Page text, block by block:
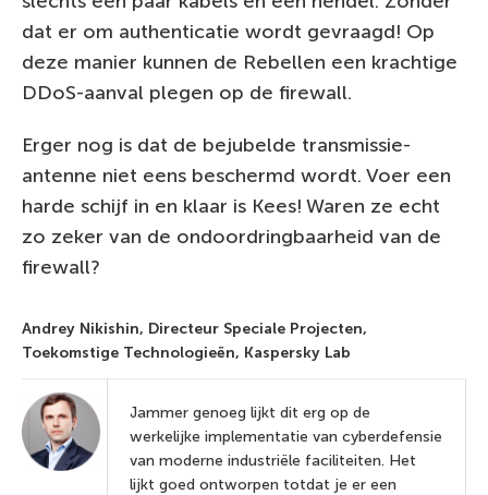
dat er om authenticatie wordt gevraagd! Op
deze manier kunnen de Rebellen een krachtige
DDoS-aanval plegen op de firewall.
Erger nog is dat de bejubelde transmissie-
antenne niet eens beschermd wordt. Voer een
harde schijf in en klaar is Kees! Waren ze echt
zo zeker van de ondoordringbaarheid van de
firewall?
Andrey Nikishin, Directeur Speciale Projecten,
Toekomstige Technologieën, Kaspersky Lab
Jammer genoeg lijkt dit erg op de
werkelijke implementatie van cyberdefensie
van moderne industriële faciliteiten. Het
lijkt goed ontworpen totdat je er een